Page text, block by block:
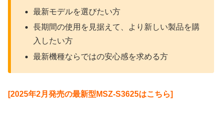
最新モデルを選びたい方
長期間の使用を見据えて、より新しい製品を購
入したい方
最新機種ならではの安心感を求める方
[2025年2月発売の最新型MSZ-S3625はこちら]